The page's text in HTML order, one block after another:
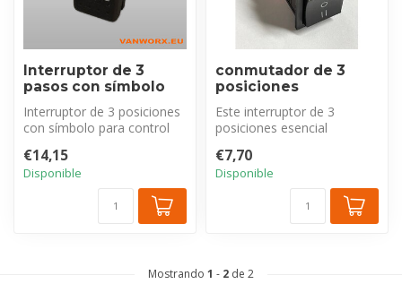
Interruptor de 3
pasos con símbolo
Interruptor de 3 posiciones
con símbolo para control
€14,15
Disponible
conmutador de 3
posiciones
Este interruptor de 3
posiciones esencial
función de su...
€7,70
Disponible
Mostrando 1 - 2 de 2